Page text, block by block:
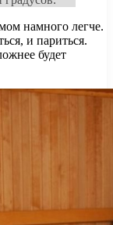
намного легче.
и париться.
будет